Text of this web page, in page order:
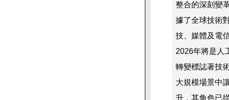
整合的深刻變
據了全球技術
技、媒體及電
2026年將是人
轉變標誌著技
大規模場景中
升，其角色已